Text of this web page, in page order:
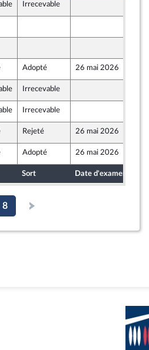
Irrecevable
Adopté 26 mai 2026
Irrecevable
Irrecevable
Rejeté 26 mai 2026
Adopté 26 mai 2026
Sort Date d'examen
8